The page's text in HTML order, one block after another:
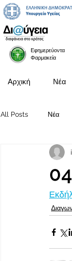
Εφημερεύοντα
Φαρμακεία
Αρχική Νέα
All Posts Νέα
Προκηρύξεις